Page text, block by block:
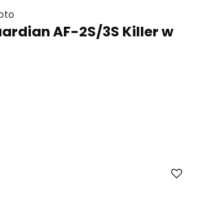
AF-2S/3S Killer w